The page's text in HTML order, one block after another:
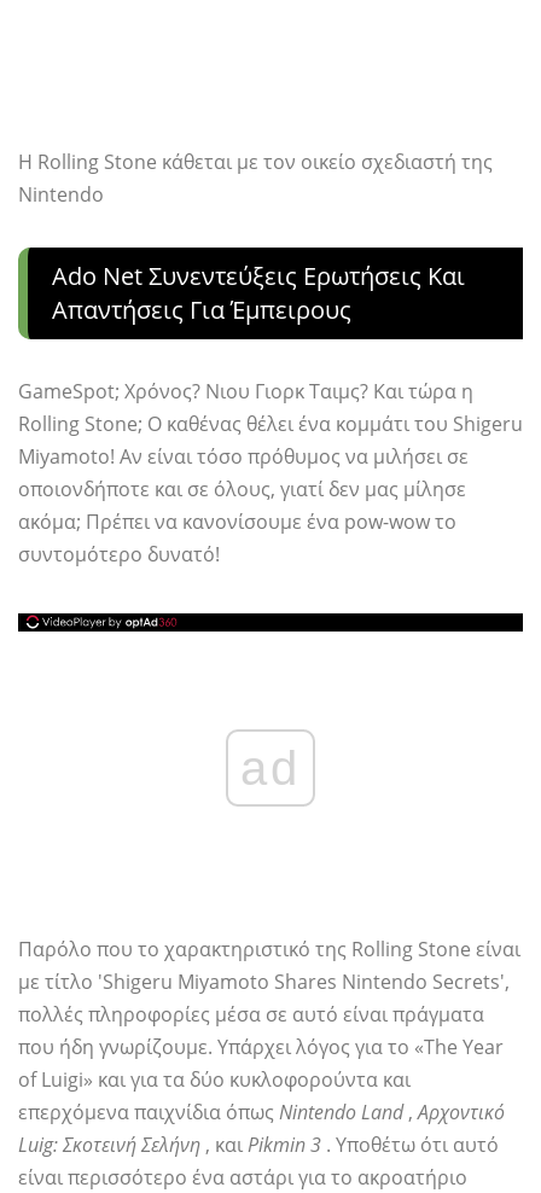
Η Rolling Stone κάθεται με τον οικείο σχεδιαστή της
Nintendo
Ado Net Συνεντεύξεις Ερωτήσεις Και
Απαντήσεις Για Έμπειρους
GameSpot; Χρόνος? Νιου Γιορκ Ταιμς? Και τώρα η
Rolling Stone; Ο καθένας θέλει ένα κομμάτι του Shigeru
Miyamoto! Αν είναι τόσο πρόθυμος να μιλήσει σε
οποιονδήποτε και σε όλους, γιατί δεν μας μίλησε
ακόμα; Πρέπει να κανονίσουμε ένα pow-wow το
συντομότερο δυνατό!
ad
Παρόλο που το χαρακτηριστικό της Rolling Stone είναι
με τίτλο 'Shigeru Miyamoto Shares Nintendo Secrets',
πολλές πληροφορίες μέσα σε αυτό είναι πράγματα
που ήδη γνωρίζουμε. Υπάρχει λόγος για το «The Year
of Luigi» και για τα δύο κυκλοφορούντα και
επερχόμενα παιχνίδια όπως Nintendo Land,Αρχοντικό
Luig: Σκοτεινή Σελήνη , καιPikmin 3 . Υποθέτω ότι αυτό
είναι περισσότερο ένα αστάρι για το ακροατήριο